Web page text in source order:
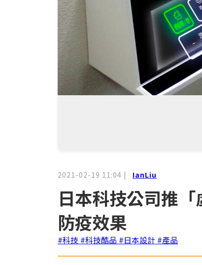
2021-02-19 11:04 | IanLiu
日本科技公司推
防疫效果
#科技 #科技酷品 #日本設計 #產品